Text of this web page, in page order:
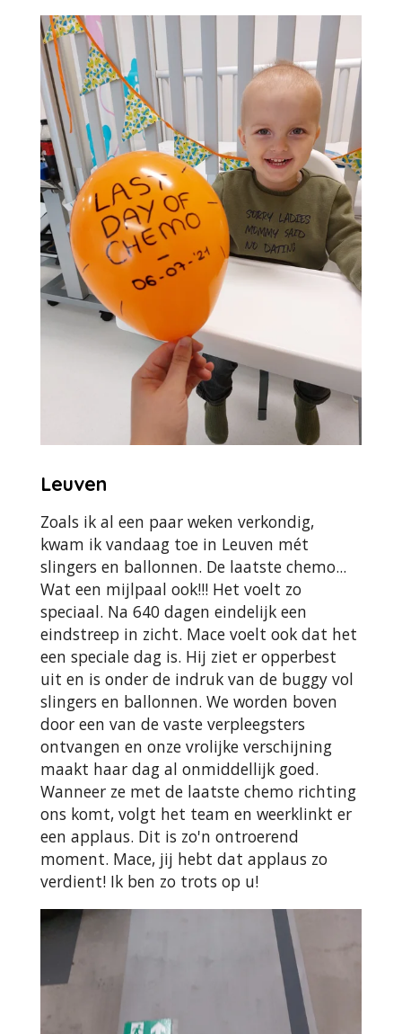
Leuven
Zoals ik al een paar weken verkondig,
kwam ik vandaag toe in Leuven mét
slingers en ballonnen. De laatste chemo...
Wat een mijlpaal ook!!! Het voelt zo
speciaal. Na 640 dagen eindelijk een
eindstreep in zicht. Mace voelt ook dat het
een speciale dag is. Hij ziet er opperbest
uit en is onder de indruk van de buggy vol
slingers en ballonnen. We worden boven
door een van de vaste verpleegsters
ontvangen en onze vrolijke verschijning
maakt haar dag al onmiddellijk goed.
Wanneer ze met de laatste chemo richting
ons komt, volgt het team en weerklinkt er
een applaus. Dit is zo'n ontroerend
moment. Mace, jij hebt dat applaus zo
verdient! Ik ben zo trots op u!